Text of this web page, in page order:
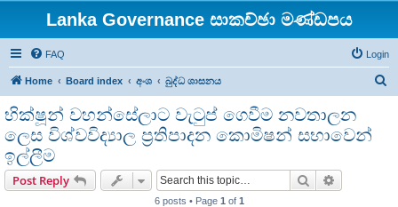
Lanka Governance සාකච්ඡා මණ්ඩපය
FAQ Login
Home Board index අංශ බුද්ධ ශාසනය
භික්ෂූන් වහන්සේලාට වැටුප් ගෙවීම නවතාලන
ලෙස විශ්වවිද්‍යාල ප්‍රතිපාදන කොමිෂන් සභාවෙන්
ඉල්ලීම
Post Reply Search
6 posts • Page 1 of 1